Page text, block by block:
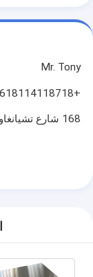
Mr. Tony
+8618114118718
168 شارع تشيانغاو، مقاطعة ليانغسي، ووكسي، الصين